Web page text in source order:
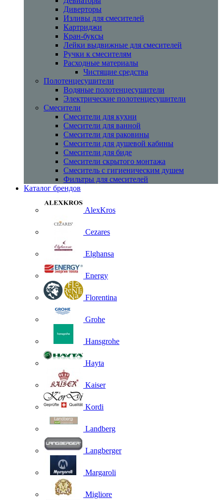
Диверторы
Изливы для смесителей
Картриджи
Кран-буксы
Лейки выдвижные для смесителей
Ручки к смесителям
Расходные материалы
Чистящие средства
Полотенцесушители
Водяные полотенцесушители
Электрические полотенцесушители
Смесители
Смесители для кухни
Смесители для ванной
Смесители для раковины
Смесители для душевой кабины
Смесители для биде
Смесители скрытого монтажа
Смеситель с гигиеническим душем
Фильтры для смесителей
Каталог брендов
AlexKros
Cezares
Elghansa
Energy
Florentina
Grohe
Hansgrohe
Hayta
Kaiser
Kordi
Landberg
Langberger
Margaroli
Migliore